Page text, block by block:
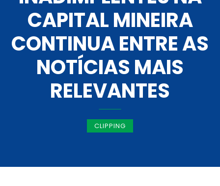
CAPITAL MINEIRA
CONTINUA ENTRE AS
NOTÍCIAS MAIS
RELEVANTES
CLIPPING